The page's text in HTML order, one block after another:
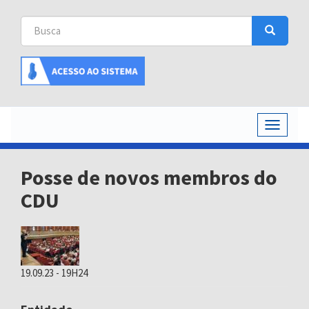
Buscar
Busca
Busca
Toggle
Posse de novos membros do
CDU
19.09.23 - 19H24